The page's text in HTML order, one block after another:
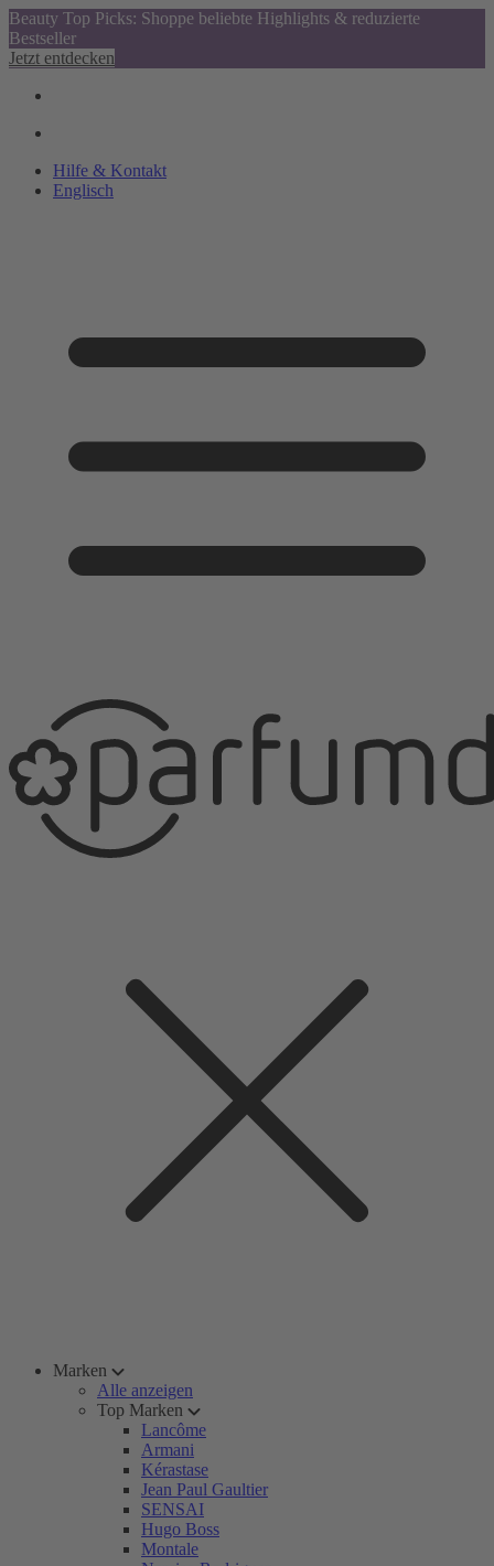
Beauty Top Picks: Shoppe beliebte Highlights & reduzierte
Bestseller
Jetzt entdecken
Hilfe & Kontakt
Englisch
Marken
Alle anzeigen
Top Marken
Lancôme
Armani
Kérastase
Jean Paul Gaultier
SENSAI
Hugo Boss
Montale